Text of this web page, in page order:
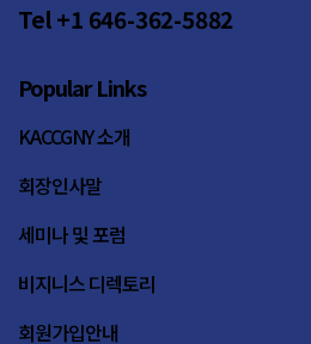
Tel +1 646-362-5882
Popular Links
KACCGNY 소개
회장인사말
세미나 및 포럼
비지니스 디렉토리
회원가입안내